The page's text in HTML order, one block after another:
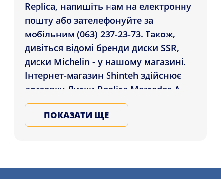
Replica, напишіть нам на електронну
пошту або зателефонуйте за
мобільним (063) 237-23-73. Також,
дивіться відомі бренди диски SSR,
диски Michelin - у нашому магазині.
Інтернет-магазин Shinteh здійснює
доставку Диски Replica Mercedes A-
R775 9.5x19 5x130 ET50 DIA84.1 BF
клієнтам міст: Дніпро, Івано-
Франківськ, Одеса і в усі регіони
нашому магазині, запишіться на
ПОКАЗАТИ ЩЕ